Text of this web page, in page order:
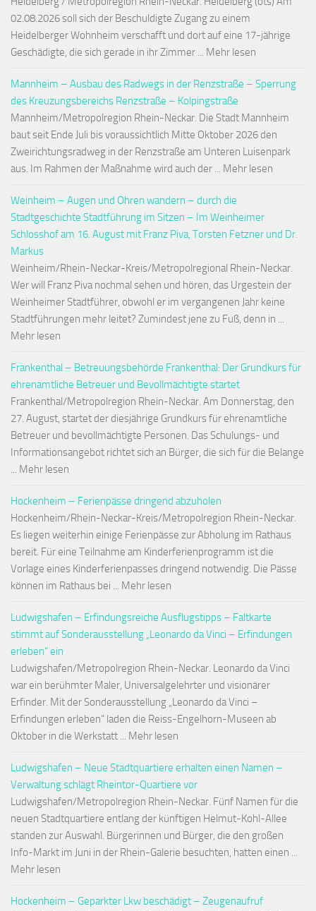
02.08.2026 soll sich der Beschuldigte Zugang zu einem
Heidelberger Wohnheim verschafft und dort auf eine 17-jährige
Geschädigte, die sich gerade in ihr Zimmer ... Mehr lesen
Mannheim – Ausbau des Radwegs in der Renzstraße – Sperrung
des Kreuzungsbereichs Renzstraße – Kolpingstraße
Mannheim/Metropolregion Rhein-Neckar. Die Stadt Mannheim
baut seit Ende Juli bis voraussichtlich Mitte Oktober 2026 den
Zweirichtungsradweg in der Renzstraße am Unteren Luisenpark
aus. Im Rahmen der Maßnahme wird auch der ... Mehr lesen
Weinheim – Augen und Ohren wandern – durch die
Stadtgeschichte Stadtführung im Sitzen – Im Weinheimer
Schlosshof am 16. August mit Franz Piva, Torsten Fetzner und Dr.
Markus
Weinheim/Rhein-Neckar-Kreis/Metropolregional Rhein-Neckar.
Wer will Franz Piva nochmal sehen und hören, das Urgestein der
Weinheimer Stadtführer, obwohl er im vergangenen Jahr keine
Stadtführungen mehr leitet? Zumindest jene zu Fuß, denn in ...
Mehr lesen
Frankenthal – Betreuungsbehörde Frankenthal: Der Grundkurs für
ehrenamtliche Betreuer und Bevollmächtigte startet
Frankenthal/Metropolregion Rhein-Neckar. Am Donnerstag, den
27. August, startet der diesjährige Grundkurs für ehrenamtliche
Betreuer und bevollmächtigte Personen. Das Schulungs- und
Informationsangebot richtet sich an Bürger, die sich für die Belange
... Mehr lesen
Hockenheim – Ferienpässe dringend abzuholen
Hockenheim/Rhein-Neckar-Kreis/Metropolregion Rhein-Neckar.
Es liegen weiterhin einige Ferienpässe zur Abholung im Rathaus
bereit. Für eine Teilnahme am Kinderferienprogramm ist die
Vorlage eines Kinderferienpasses dringend notwendig. Die Pässe
können im Rathaus bei ... Mehr lesen
Ludwigshafen – Erfindungsreiche Ausflugstipps – Faltkarte
stimmt auf Sonderausstellung „Leonardo da Vinci – Erfindungen
erleben“ ein
Ludwigshafen/Metropolregion Rhein-Neckar. Leonardo da Vinci
war ein berühmter Maler, Universalgelehrter und visionärer
Erfinder. Mit der Sonderausstellung „Leonardo da Vinci –
Erfindungen erleben“ laden die Reiss-Engelhorn-Museen ab
Oktober in die Werkstatt ... Mehr lesen
Ludwigshafen – Neue Stadtquartiere erhalten einen Namen –
Verwaltung schlägt Rheintor-Quartiere vor
Ludwigshafen/Metropolregion Rhein-Neckar. Fünf Namen für die
neuen Stadtquartiere entlang der künftigen Helmut-Kohl-Allee
standen zur Auswahl. Bürgerinnen und Bürger, die den großen
Info-Markt im Juni in der Rhein-Galerie besuchten, hatten einen ...
Mehr lesen
Hockenheim – Geparkter Lkw beschädigt – Zeugenaufruf